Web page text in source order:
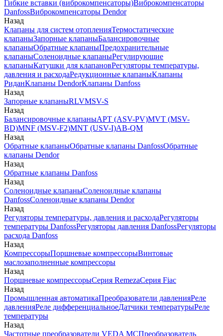
Гибкие вставки (виброкомпенсаторы)Виброкомпенсаторы
DanfossВиброкомпенсаторы Dendor
Назад
Клапаны для систем отопленияТермостатические
клапаныЗапорные клапаныБалансировочные
клапаныОбратные клапаныПредохранительные
клапаныСоленоидные клапаныРегулирующие
клапаныКатушки для клапановРегуляторы температуры,
давления и расходаРедукционные клапаныКлапаны
РиданКлапаны DendorКлапаны Danfoss
Назад
Запорные клапаныRLVMSV-S
Назад
Балансировочные клапаныAPT (ASV-PV)MVT (MSV-
BD)MNF (MSV-F2)MNT (USV-I)AB-QM
Назад
Обратные клапаныОбратные клапаны DanfossОбратные
клапаны Dendor
Назад
Обратные клапаны Danfoss
Назад
Соленоидные клапаныСоленоидные клапаны
DanfossСоленоидные клапаны Dendor
Назад
Регуляторы температуры, давления и расходаРегуляторы
температуры DanfossРегуляторы давления DanfossРегуляторы
расхода Danfoss
Назад
КомпрессорыПоршневые компрессорыВинтовые
маслозаполненные компрессоры
Назад
Поршневые компрессорыСерия RemezaСерия Fiac
Назад
Промышленная автоматикаПреобразователи давленияРеле
давленияРеле дифференциальноеДатчики температурыРеле
температуры
Назад
Частотные преобразователи VEDA MCПреобразователь